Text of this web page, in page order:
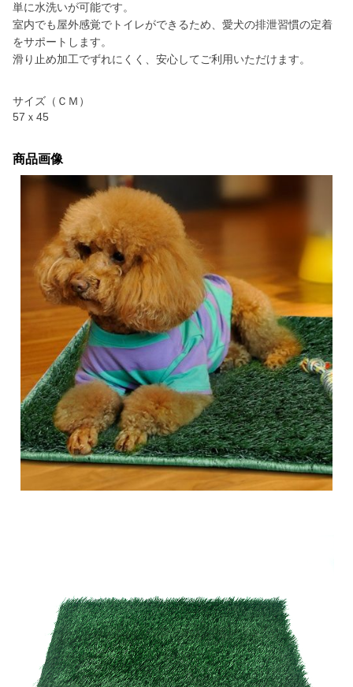
単に水洗いが可能です。
室内でも屋外感覚でトイレができるため、愛犬の排泄習慣の定着
をサポートします。
滑り止め加工でずれにくく、安心してご利用いただけます。
サイズ（ＣＭ）
57ｘ45
商品画像